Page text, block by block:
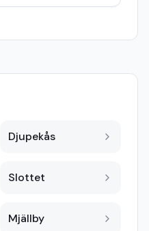
Djupekås
Slottet
Mjällby